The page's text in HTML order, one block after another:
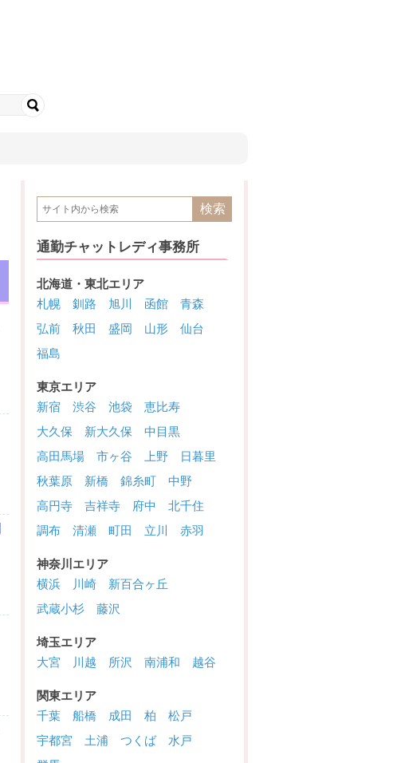
通勤チャットレディ事務所
北海道・東北エリア
札幌
釧路 旭川 函館
青森
弘前
秋田 盛岡 山形
仙台
福島
東京エリア
新宿
渋谷 池袋
恵比寿
大久保
新大久保
中目黒
高田馬場
市ヶ谷 上野
日暮里
秋葉原
新橋 錦糸町
中野
高円寺
吉祥寺 府中
北千住
調布
清瀬 町田 立川 赤羽
神奈川エリア
横浜
川崎
新百合ヶ丘
武蔵小杉
藤沢
埼玉エリア
大宮
川越 所沢 南浦和 越谷
関東エリア
千葉
船橋 成田 柏
松戸
宇都宮
土浦 つくば
水戸